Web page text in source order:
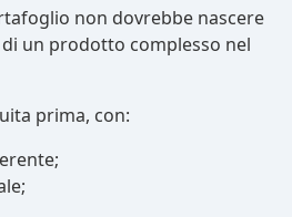
non dovrebbe nascere
un prodotto complesso nel
prima, con: